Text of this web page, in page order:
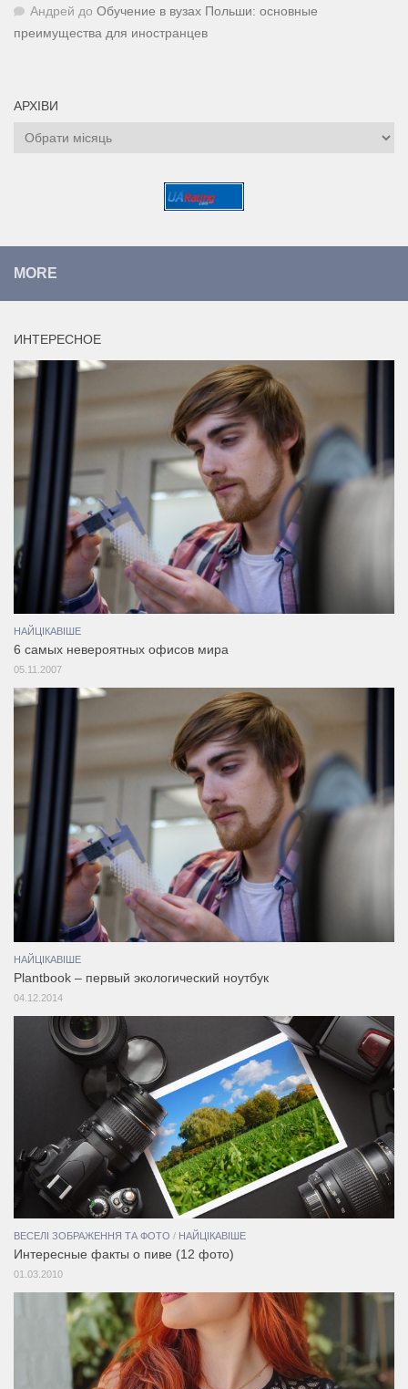
Андрей до Обучение в вузах Польши: основные
преимущества для иностранцев
АРХІВИ
Архіви
MORE
ИНТЕРЕСНОЕ
НАЙЦІКАВІШЕ
6 самых невероятных офисов мира
05.11.2007
НАЙЦІКАВІШЕ
Plantbook – первый экологический ноутбук
04.12.2014
ВЕСЕЛІ ЗОБРАЖЕННЯ ТА ФОТО / НАЙЦІКАВІШЕ
Интересные факты о пиве (12 фото)
01.03.2010